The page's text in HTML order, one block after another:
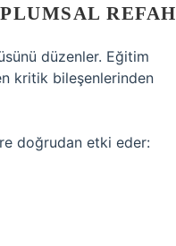
REFAH
düzenler. Eğitim
kritik bileşenlerinden
doğrudan etki eder: